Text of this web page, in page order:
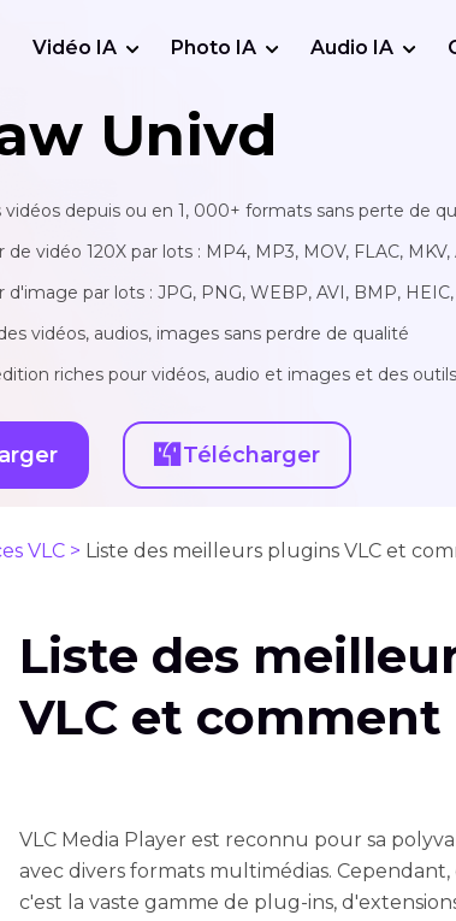
Vidéo IA Photo IA Audio IA
Univd
vidéos depuis ou en 1, 000+ formats sans perte de
de vidéo 120X par lots : MP4, MP3, MOV, FLAC, MKV,
d'image par lots : JPG, PNG, WEBP, AVI, BMP, HEIC,
vidéos, audios, images sans perdre de qualité
riches pour vidéos, audio et images et des
Télécharger
VLC > Liste des meilleurs plugins VLC et
Liste des
VLC et
VLC Media Player est reconnu pour sa
avec divers formats multimédias.
c'est la vaste gamme de plug-ins,